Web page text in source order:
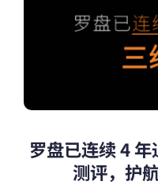
罗盘已连续 4 年
测评，护